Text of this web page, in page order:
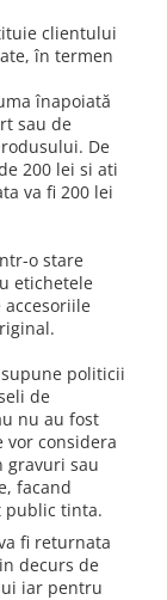
clientului
în termen
înapoiată
sau de
De
200 lei si ati
va fi 200 lei
o stare
etichetele
politicii
de
nu au fost
vor considera
gravuri sau
facand
public tinta.
fi returnata
decurs de
iar pentru